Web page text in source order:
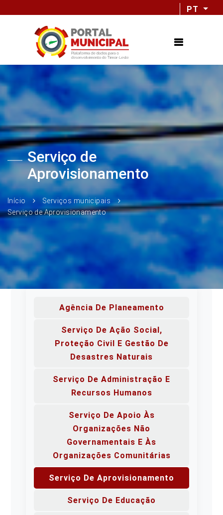
PT
Serviço de
Aprovisionamento
Início
Serviços municipais
Serviço de Aprovisionamento
Agência De Planeamento
Serviço De Ação Social,
Proteção Civil E Gestão De
Desastres Naturais
Serviço De Administração E
Recursos Humanos
Serviço De Apoio Às
Organizações Não
Governamentais E Às
Organizações Comunitárias
Serviço De Aprovisionamento
Serviço De Educação